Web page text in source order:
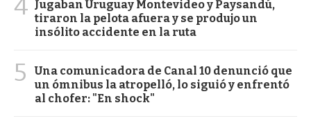
4 Jugaban Uruguay Montevideo y Paysandú,
tiraron la pelota afuera y se produjo un
insólito accidente en la ruta
5
Una comunicadora de Canal 10 denunció que
un ómnibus la atropelló, lo siguió y enfrentó
al chofer: "En shock"